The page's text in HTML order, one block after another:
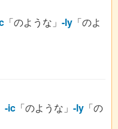
「のような」 -ly 「のよ
-ic 「のような」 -ly 「の